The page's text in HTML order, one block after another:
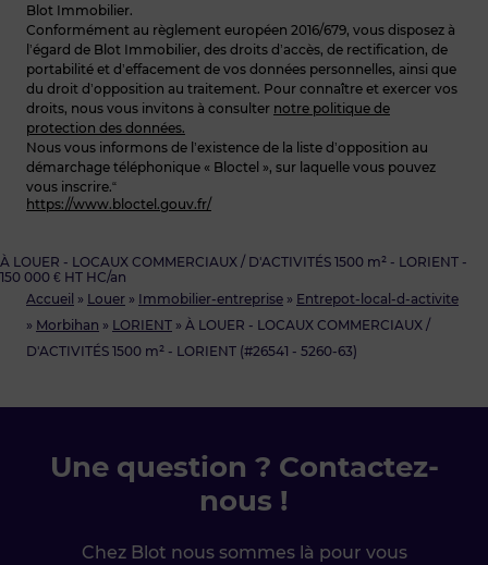
Accueil » Louer » Immobilier-entreprise » Entrepot-local-d-activite
» Morbihan » LORIENT » À LOUER - LOCAUX COMMERCIAUX /
D'ACTIVITÉS 1500 m² - LORIENT (#26541 - 5260-63)
À LOUER - LOCAUX COMMERCIAUX / D'ACTIVITÉS 1500 m² - LORIENT -
150 000 € HT HC/an
Blot Immobilier.
Conformément au règlement européen 2016/679, vous disposez à
l’égard de Blot Immobilier, des droits d’accès, de rectification, de
portabilité et d’effacement de vos données personnelles, ainsi que
du droit d’opposition au traitement. Pour connaître et exercer vos
droits, nous vous invitons à consulter notre politique de
protection des données.
Nous vous informons de l’existence de la liste d’opposition au
démarchage téléphonique « Bloctel », sur laquelle vous pouvez
vous inscrire.“
https://www.bloctel.gouv.fr/
Une question ? Contactez-
nous !
Chez Blot nous sommes là pour vous